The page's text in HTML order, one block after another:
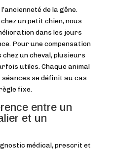
de la gêne.
un petit chien, nous
dans les jours
Pour une compensation
un cheval, plusieurs
utiles. Chaque animal
séances se définit au cas
fixe.
entre un
et un
médical, prescrit et